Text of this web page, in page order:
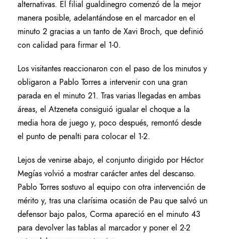
alternativas. El filial gualdinegro comenzó de la mejor
manera posible, adelantándose en el marcador en el
minuto 2 gracias a un tanto de Xavi Broch, que definió
con calidad para firmar el 1-0.
Los visitantes reaccionaron con el paso de los minutos y
obligaron a Pablo Torres a intervenir con una gran
parada en el minuto 21. Tras varias llegadas en ambas
áreas, el Atzeneta consiguió igualar el choque a la
media hora de juego y, poco después, remontó desde
el punto de penalti para colocar el 1-2.
Lejos de venirse abajo, el conjunto dirigido por Héctor
Megías volvió a mostrar carácter antes del descanso.
Pablo Torres sostuvo al equipo con otra intervención de
mérito y, tras una clarísima ocasión de Pau que salvó un
defensor bajo palos, Corma apareció en el minuto 43
para devolver las tablas al marcador y poner el 2-2